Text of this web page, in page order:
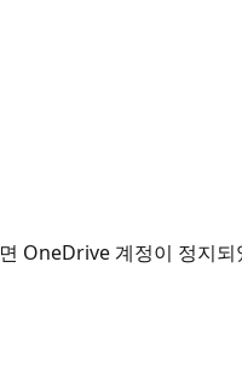
OneDrive 계정이 정지되